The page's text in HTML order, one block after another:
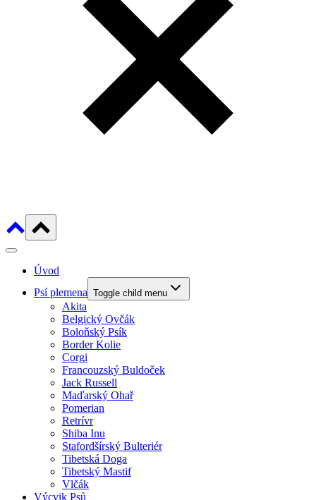
Úvod
Psí plemena Toggle child menu
Akita
Belgický Ovčák
Boloňský Psík
Border Kolie
Corgi
Francouzský Buldoček
Jack Russell
Maďarský Ohař
Pomerian
Retrívr
Shiba Inu
Stafordšírský Bulteriér
Tibetská Doga
Tibetský Mastif
Vlčák
Výcvik Psů